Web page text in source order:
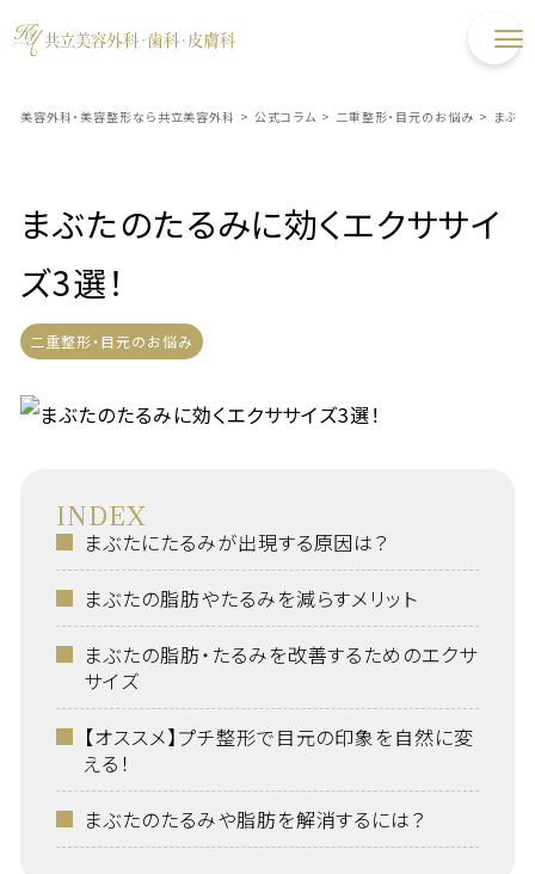
美容外科・美容整形なら共立美容外科 > 公式コラム > 二重整形・目元のお悩み > まぶた
まぶたのたるみに効くエクササイ
ズ3選！
二重整形・目元のお悩み
INDEX
まぶたにたるみが出現する原因は？
まぶたの脂肪やたるみを減らすメリット
まぶたの脂肪・たるみを改善するためのエクサ
サイズ
【オススメ】プチ整形で目元の印象を自然に変
える！
まぶたのたるみや脂肪を解消するには？